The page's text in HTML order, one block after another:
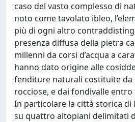
caso del vasto complesso di
noto come tavolato ibleo,
più di ogni altro
presenza diffusa della pietra
millenni da corsi d’acqua a
hanno dato origine alle
fenditure naturali costituite da
rocciose, e dai fondivalle
In particolare la città storica di
su quattro altopiani delimitati